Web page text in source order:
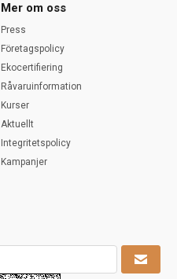
Mer om oss
Press
Företagspolicy
Ekocertifiering
Råvaruinformation
Kurser
Aktuellt
Integritetspolicy
Kampanjer